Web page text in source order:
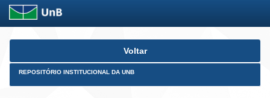
Skip
Voltar
REPOSITÓRIO INSTITUCIONAL DA UNB